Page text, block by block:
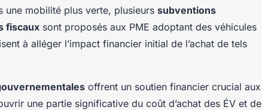
une mobilité plus verte, plusieurs subventions
fiscaux sont proposés aux PME adoptant des véhicules
à alléger l’impact financier initial de l’achat de tels
offrent un soutien financier crucial aux
une partie significative du coût d’achat des ÉV et de